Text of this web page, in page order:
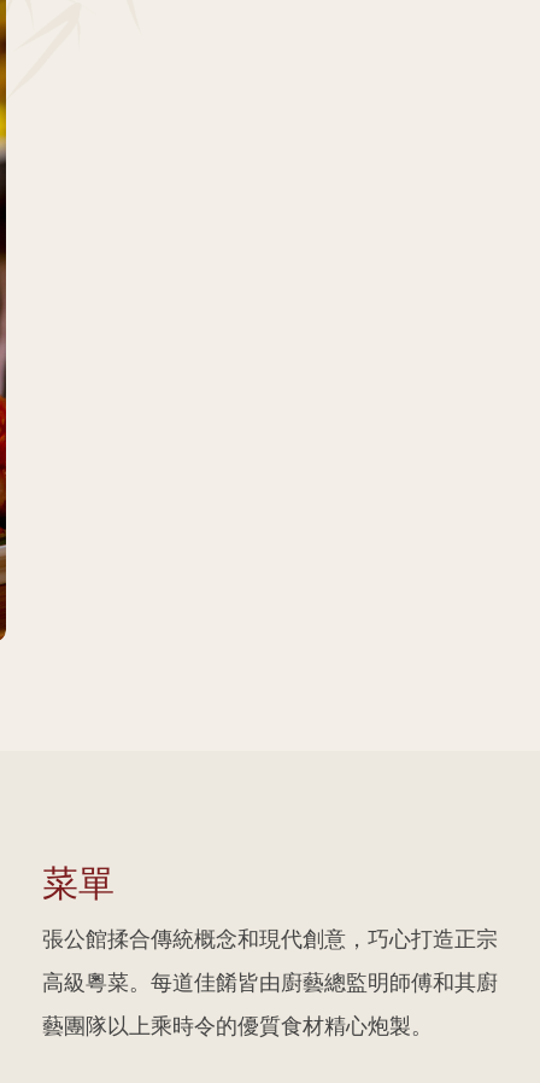
菜單
張公館揉合傳統概念和現代創意，巧心打造正宗
高級粵菜。每道佳餚皆由廚藝總監明師傅和其廚
藝團隊以上乘時令的優質食材精心炮製。